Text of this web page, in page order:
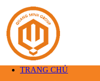
TRANG CHỦ